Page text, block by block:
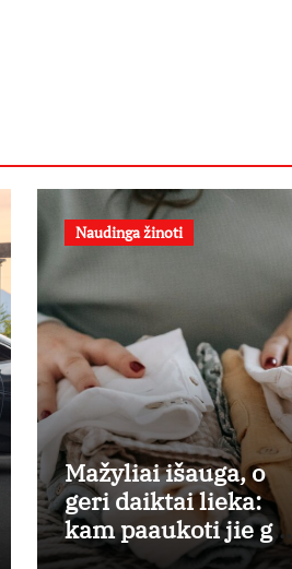
Naudinga žinoti
Mažyliai išauga, o
geri daiktai lieka:
kam paaukoti jie gali
būti aukso vertės?